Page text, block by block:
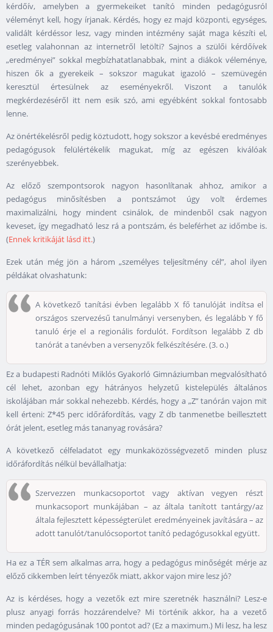
kérdőív, amelyben a gyermekeiket tanító minden pedagógusról
véleményt kell, hogy írjanak. Kérdés, hogy ez majd központi, egységes,
validált kérdéssor lesz, vagy minden intézmény saját maga készíti el,
esetleg valahonnan az internetről letölti? Sajnos a szülői kérdőívek
„eredményei” sokkal megbízhatatlanabbak, mint a diákok véleménye,
hiszen ők a gyerekeik – sokszor magukat igazoló – szemüvegén
keresztül értesülnek az eseményekről. Viszont a tanulók
megkérdezéséről itt nem esik szó, ami egyébként sokkal fontosabb
lenne.
Az önértékelésről pedig köztudott, hogy sokszor a kevésbé eredményes
pedagógusok felülértékelik magukat, míg az egészen kiválóak
szerényebbek.
Az előző szempontsorok nagyon hasonlítanak ahhoz, amikor a
pedagógus minősítésben a pontszámot úgy volt érdemes
maximalizálni, hogy mindent csinálok, de mindenből csak nagyon
keveset, így megadható lesz rá a pontszám, és beleférhet az időmbe is.
(Ennek kritikáját lásd itt.)
Ezek után még jön a három „személyes teljesítmény cél”, ahol ilyen
példákat olvashatunk:
A következő tanítási évben legalább X fő tanulóját indítsa el
országos szervezésű tanulmányi versenyben, és legalább Y fő
tanuló érje el a regionális fordulót. Fordítson legalább Z db
tanórát a tanévben a versenyzők felkészítésére. (3. o.)
Ez a budapesti Radnóti Miklós Gyakorló Gimnáziumban megvalósítható
cél lehet, azonban egy hátrányos helyzetű kistelepülés általános
iskolájában már sokkal nehezebb. Kérdés, hogy a „Z” tanórán vajon mit
kell érteni: Z*45 perc időráfordítás, vagy Z db tanmenetbe beillesztett
órát jelent, esetleg más tananyag rovására?
A következő célfeladatot egy munkaközösségvezető minden plusz
időráfordítás nélkül bevállalhatja:
Szervezzen munkacsoportot vagy aktívan vegyen részt
munkacsoport munkájában – az általa tanított tantárgy/az
általa fejlesztett képességterület eredményeinek javítására – az
adott tanulót/tanulócsoportot tanító pedagógusokkal együtt.
Ha ez a TÉR sem alkalmas arra, hogy a pedagógus minőségét mérje az
előző cikkemben leírt tényezők miatt, akkor vajon mire lesz jó?
Az is kérdéses, hogy a vezetők ezt mire szeretnék használni? Lesz-e
plusz anyagi forrás hozzárendelve? Mi történik akkor, ha a vezető
minden pedagógusának 100 pontot ad? (Ez a maximum.) Mi lesz, ha lesz